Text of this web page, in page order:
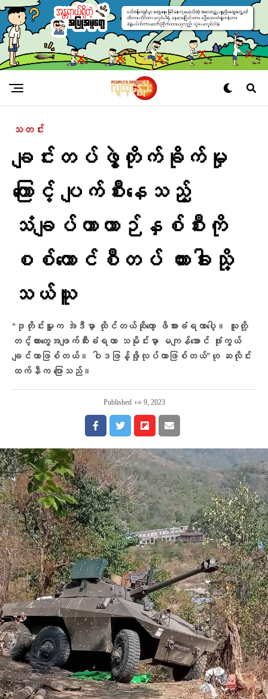
သတင်း
ချင်းတပ်ဖွဲ့တိုက်ခိုက်မှု
ကြောင့် ပျက်စီးနေသည့်
သံချပ်ကာယာဉ်နှစ်စီးကို
စစ်ကောင်စီတပ် ဟားခါးသို့
သယ်ယူ
“ဒုတိုင်းမှူးက အဲဒီမှာ ထိုင်တယ်ဆိုတော့ ဖိအားခံရတာပေါ့။ သူတို့
တင့်ကားတွေအဖျက်ဆီးခံရတာ သမိုင်းမှာ မကျန်အောင် ဖုံးကွယ်
ချင်တာဖြစ်တယ်။ ဝါဒဖြန့်ဖို့လုပ်တာဖြစ်တယ်”ဟု ဆလိုင်း
ထက်နီက ပြောသည်။
Published မေ 9, 2023